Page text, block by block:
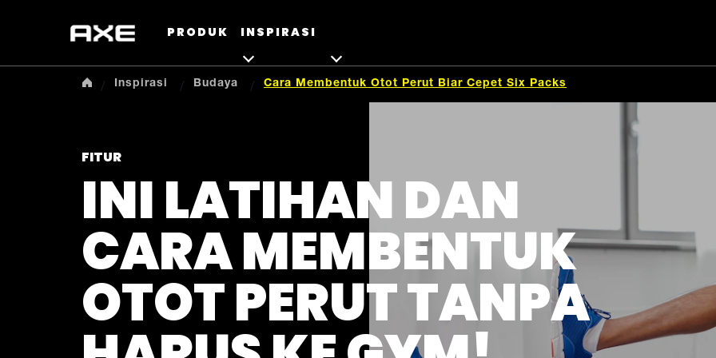
PRODUK INSPIRASI
Inspirasi Budaya Cara Membentuk Otot Perut Biar Cepet Six Packs
FITUR
INI LATIHAN DAN
CARA MEMBENTUK
OTOT PERUT TANPA